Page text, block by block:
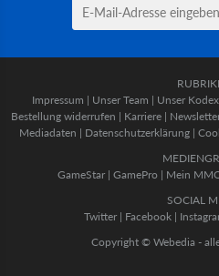
Impressum | Unser Team | Unser Kodex
Bestellung widerrufen | Karriere |
Mediadaten | Datenschutzerklärung |
GameStar| GamePro | Mein
SOCIAL
Twitter | Facebook |
Copyright © Webedia -